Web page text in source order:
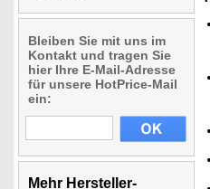
Bleiben Sie mit uns im
Kontakt und tragen Sie
hier Ihre E-Mail-Adresse
für unsere HotPrice-Mail
ein:
Mehr Hersteller-